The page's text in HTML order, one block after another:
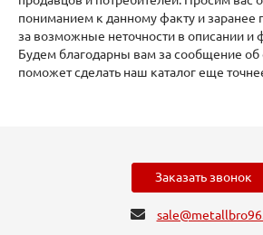
пониманием к данному факту и заранее
за возможные неточности в описании и
Будем благодарны вам за сообщение
поможет сделать наш каталог еще
Заказать звонок